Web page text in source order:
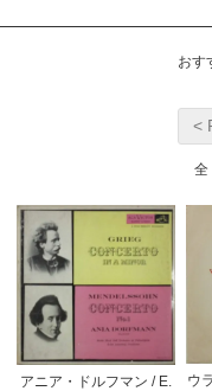
おす
<
全
アニア・ドルフマン / E.
ウ